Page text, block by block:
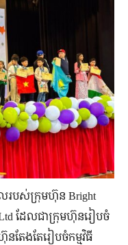
លរបស់ក្រុមហ៊ុន Bright
ដែល​ជា​ក្រុមហ៊ុន​រៀបចំ​
ែងតែ​រៀបចំ​កម្មវិធី​